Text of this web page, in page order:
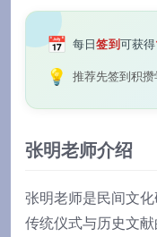
📅 每日签到可获得
💡 推荐先签到积
张明老师介绍
张明老师是民间文
传统仪式与历史文